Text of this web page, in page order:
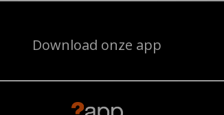
Download onze app